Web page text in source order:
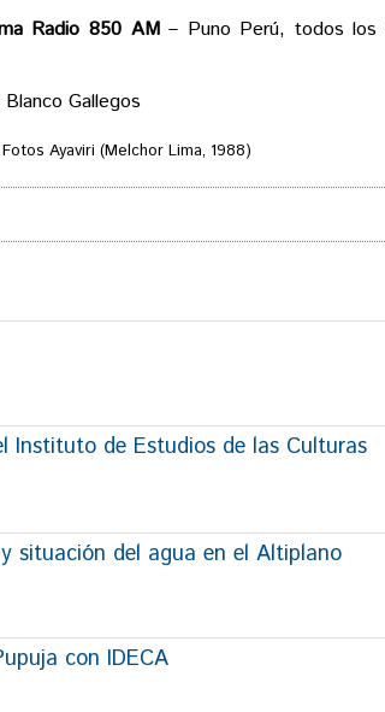
Radio 850 AM– Puno Perú, todos los
Blanco Gallegos
Ayaviri (Melchor Lima, 1988)
Instituto de Estudios de las Culturas
situación del agua en el Altiplano
con IDECA